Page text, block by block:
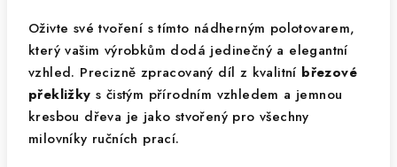
Oživte své tvoření s tímto nádherným polotovarem,
který vašim výrobkům dodá jedinečný a elegantní
vzhled. Precizně zpracovaný díl z kvalitní březové
překližky s čistým přírodním vzhledem a jemnou
kresbou dřeva je jako stvořený pro všechny
milovníky ručních prací.